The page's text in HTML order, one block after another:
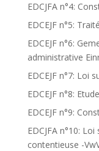
EDCJFA n°4:
EDCEJF n°5:
EDCEJF n°6:
administrative
EDCEJF n°7: Loi
EDCEJF n°8:
EDCEJF n°9:
EDCJFA n°10:
contentieuse -